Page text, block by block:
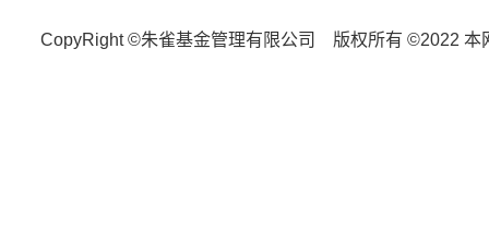
CopyRight ©朱雀基金管理有限公司 版权所有 ©2022 本